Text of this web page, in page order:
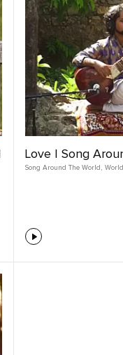
Love | Song
Song Around The World ,